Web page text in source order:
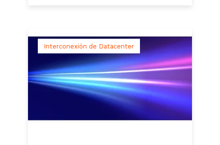
Interconexión de Datacenter